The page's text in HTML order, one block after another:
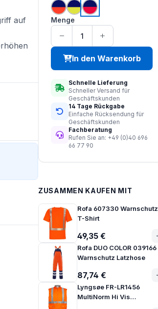
auf
hi vis orange | navy
hi vis saturn gelb | navy
hi vis rot | navy
Menge
In den Warenkorb
Schnelle Lieferung
Schneller Versand für
Geschäftskunden
14 Tage Rückgabe
Einfache Rücksendung für
Geschäftskunden
Fachberatung
Rufen Sie an: +49 (0)40 696
66 77 90
ZUSAMMEN KAUFEN MIT
Rofa 607330 Warnschutz
T-Shirt
49,35 €
Rofa DUO COLOR 039166
Warnschutz Latzhose
87,74 €
Lyngsøe FR-LR1456
MultiNorm Hi Vis